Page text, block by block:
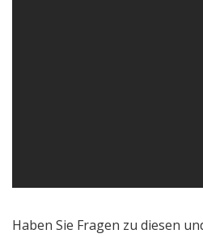
Haben Sie Fragen zu diesen